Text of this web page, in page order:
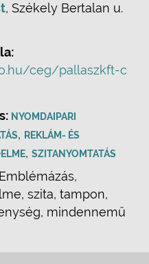
, Székely Bertalan u.
ceg/pallaszkft-c
NYOMDAIPARI
, REKLÁM- ÉS
, SZITANYOMTATÁS
Emblémázás,
szita, tampon,
mindennemű